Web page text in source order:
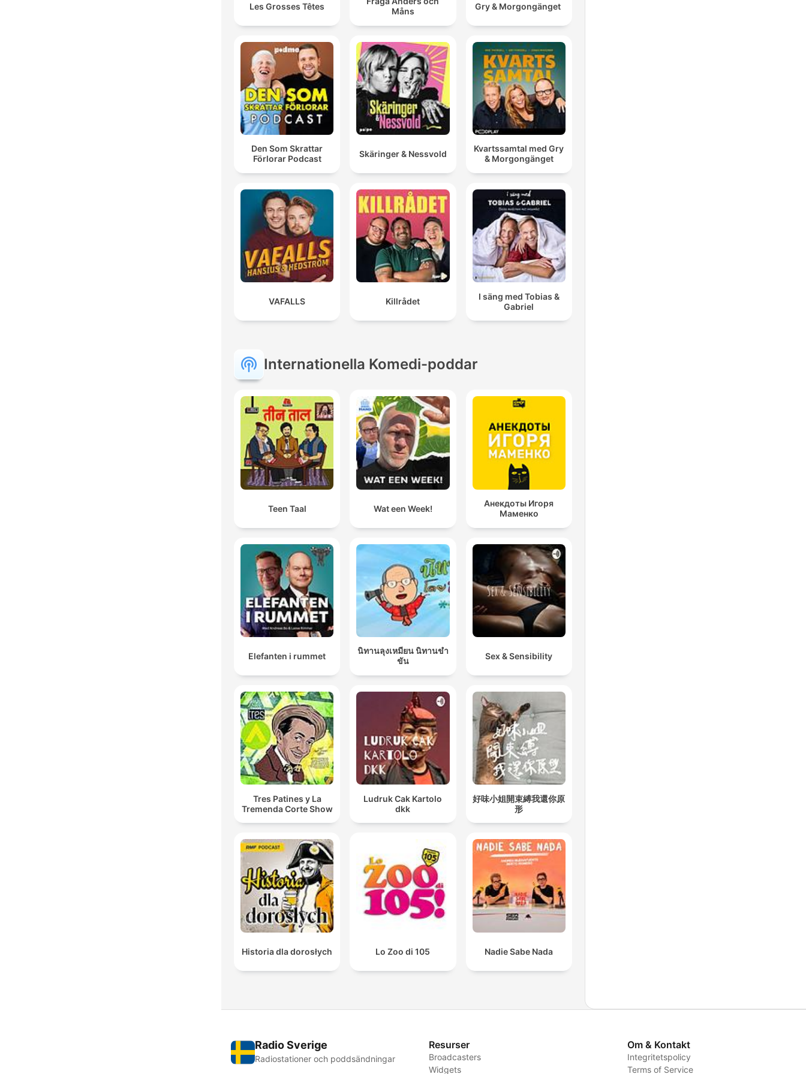
Les Grosses Têtes
Måns
Gry & Morgongänget
Den Som Skrattar
Förlorar Podcast
Skäringer & Nessvold
Kvartssamtal med Gry
& Morgongänget
VAFALLS Killrådet
I säng med Tobias &
Gabriel
Internationella Komedi-poddar
Teen Taal Wat een Week!
Анекдоты Игоря
Маменко
Elefanten i rummet
นิทานลุงเหมียน นิทานขำ
ขัน
Sex & Sensibility
Tres Patines y La
Tremenda Corte Show
Ludruk Cak Kartolo
dkk
好味小姐開束縛我還你原
形
Historia dla dorosłych Lo Zoo di 105 Nadie Sabe Nada
Radio Sverige
Radiostationer och poddsändningar
Resurser
Broadcasters
Widgets
Om & Kontakt
Integritetspolicy
Terms of Service